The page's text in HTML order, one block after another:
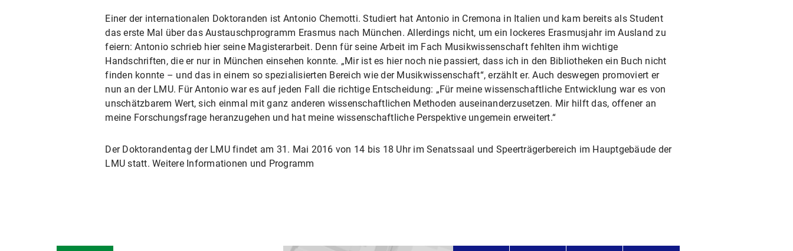
Einer der internationalen Doktoranden ist Antonio Chemotti. Studiert hat Antonio in Cremona in Italien und kam bereits als Student
das erste Mal über das Austauschprogramm Erasmus nach München. Allerdings nicht, um ein lockeres Erasmusjahr im Ausland zu
feiern: Antonio schrieb hier seine Magisterarbeit. Denn für seine Arbeit im Fach Musikwissenschaft fehlten ihm wichtige
Handschriften, die er nur in München einsehen konnte. „Mir ist es hier noch nie passiert, dass ich in den Bibliotheken ein Buch nicht
finden konnte – und das in einem so spezialisierten Bereich wie der Musikwissenschaft“, erzählt er. Auch deswegen promoviert er
nun an der LMU. Für Antonio war es auf jeden Fall die richtige Entscheidung: „Für meine wissenschaftliche Entwicklung war es von
unschätzbarem Wert, sich einmal mit ganz anderen wissenschaftlichen Methoden auseinanderzusetzen. Mir hilft das, offener an
meine Forschungsfrage heranzugehen und hat meine wissenschaftliche Perspektive ungemein erweitert.“
Der Doktorandentag der LMU findet am 31. Mai 2016 von 14 bis 18 Uhr im Senatssaal und Speerträgerbereich im Hauptgebäude der
LMU statt. Weitere Informationen und Programm